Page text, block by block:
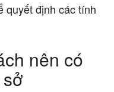
quyết định các tính
nên có